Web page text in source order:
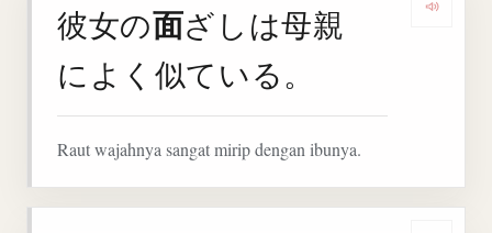
彼女の面ざしは母親
によく似ている。
Raut wajahnya sangat mirip dengan ibunya.